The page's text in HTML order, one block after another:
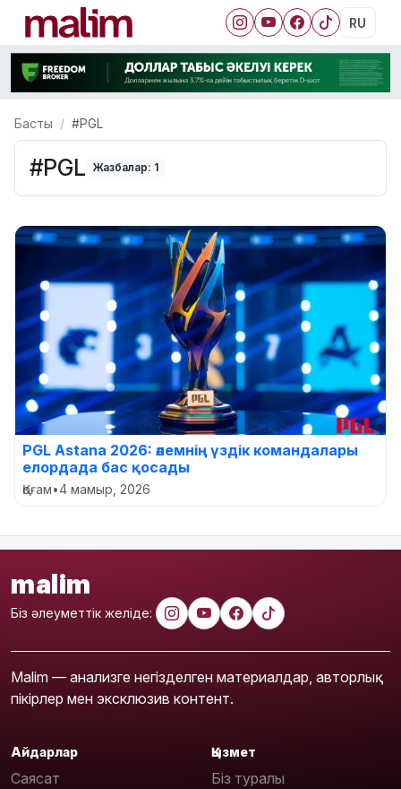
RU
Басты #PGL
#PGL Жазбалар: 1
PGL Astana 2026: әлемнің үздік командалары
елордада бас қосады
Қоғам•4 мамыр, 2026
malim
Біз әлеуметтік желіде:
Malim — анализге негізделген материалдар, авторлық
пікірлер мен эксклюзив контент.
Айдарлар
Саясат
Қызмет
Біз туралы